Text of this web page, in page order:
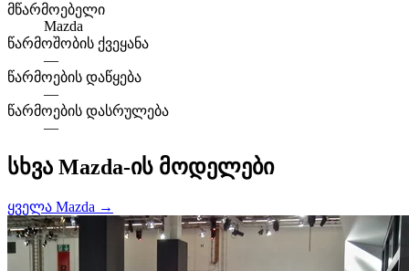
მწარმოებელი
Mazda
წარმოშობის ქვეყანა
—
წარმოების დაწყება
—
წარმოების დასრულება
—
სხვა Mazda-ის მოდელები
ყველა Mazda →